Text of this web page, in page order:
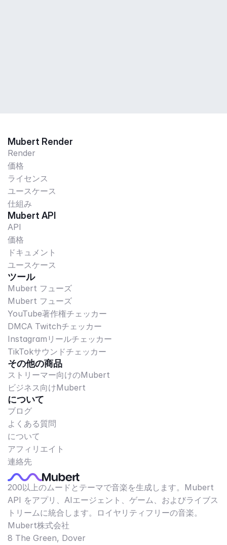
Mubert Render
Render
価格
ライセンス
ユースケース
仕組み
Mubert API
API
価格
ドキュメント
ユースケース
ツール
Mubert フューズ
Mubert フューズ
YouTube著作権チェッカー
DMCA Twitchチェッカー
Instagramリールチェッカー
TikTokサウンドチェッカー
その他の商品
ストリーマー向けのMubert
ビジネス向けMubert
について
ブログ
よくある質問
について
アフィリエイト
連絡先
200以上のムードとテーマで音楽を生成します。Mubert
API をアプリ、AIエージェント、ゲーム、およびライブス
トリームに統合します。ロイヤリティフリーの音楽。
Mubert株式会社
8 The Green, Dover